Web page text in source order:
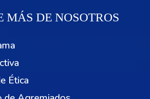
MÁS DE NOSOTROS
Ética